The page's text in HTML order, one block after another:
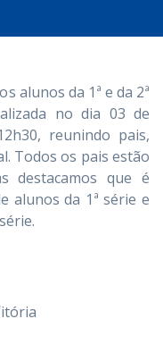
alunos da 1ª e da 2ª
no dia 03 de
reunindo pais,
Todos os pais estão
destacamos que é
alunos da 1ª série e